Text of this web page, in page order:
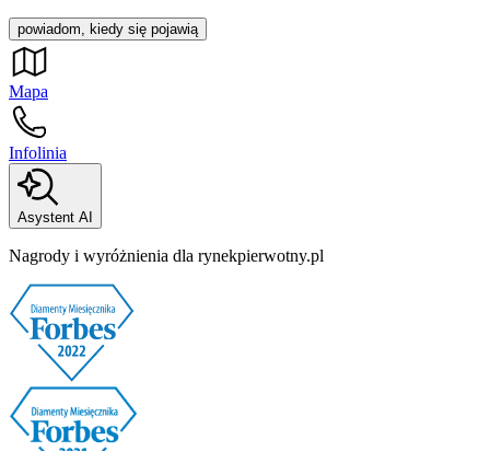
powiadom, kiedy się pojawią
Mapa
Infolinia
Asystent AI
Nagrody i wyróżnienia dla rynekpierwotny.pl